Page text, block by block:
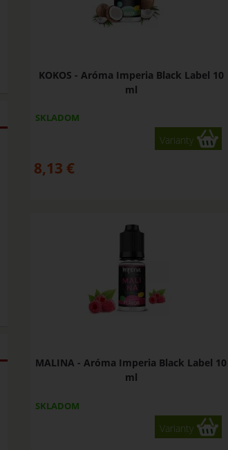
KOKOS - Aróma Imperia Black Label 10
ml
SKLADOM
Varianty
8,13 €
MALINA - Aróma Imperia Black Label 10
ml
SKLADOM
Varianty